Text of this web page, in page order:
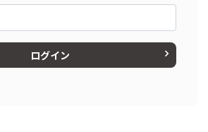
ログイン